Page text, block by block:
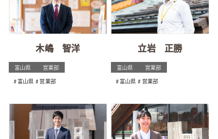
木嶋 智洋
富山県 営業部
富山県 営業部
立岩 正勝
富山県 営業部
富山県 営業部